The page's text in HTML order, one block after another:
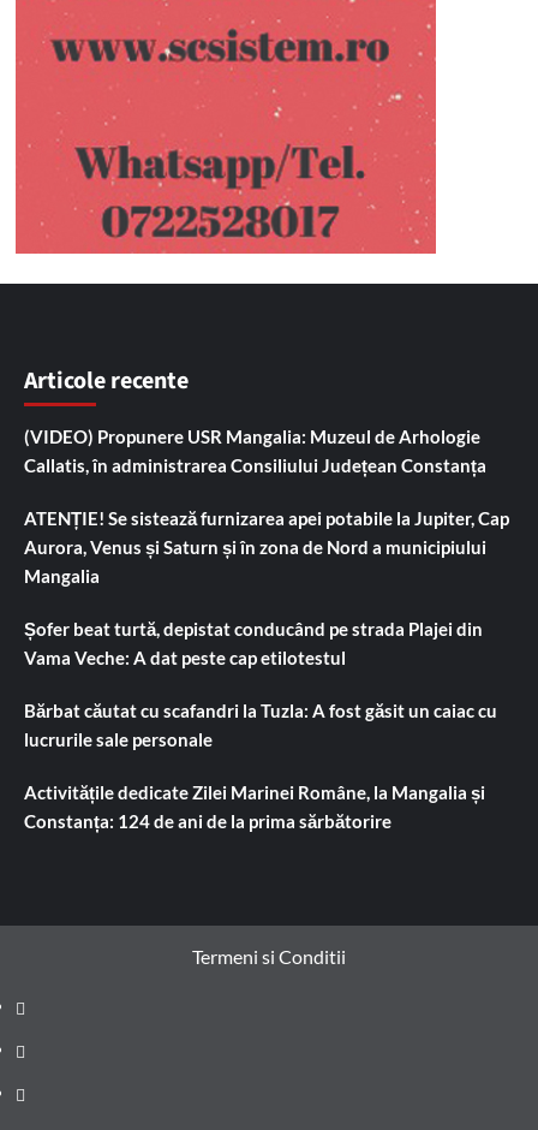
Articole recente
(VIDEO) Propunere USR Mangalia: Muzeul de Arhologie
Callatis, în administrarea Consiliului Județean Constanța
ATENȚIE! Se sistează furnizarea apei potabile la Jupiter, Cap
Aurora, Venus și Saturn și în zona de Nord a municipiului
Mangalia
Șofer beat turtă, depistat conducând pe strada Plajei din
Vama Veche: A dat peste cap etilotestul
Bărbat căutat cu scafandri la Tuzla: A fost găsit un caiac cu
lucrurile sale personale
Activitățile dedicate Zilei Marinei Române, la Mangalia și
Constanța: 124 de ani de la prima sărbătorire
Termeni si Conditii
Prima
pagină
Știri
de
Administrație